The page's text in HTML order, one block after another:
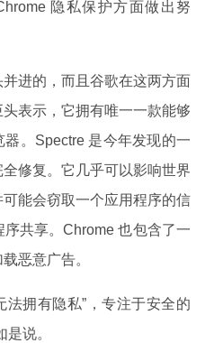
隐私保护方面做出努
进的，而且谷歌在这两方面
表示，它拥有唯一一款能够
。Spectre 是今年发现的一
修复。它几乎可以影响世界
可能会窃取一个应用程序的信
共享。Chrome 也包含了一
恶意广告。
法拥有隐私”，专注于安全的
说。